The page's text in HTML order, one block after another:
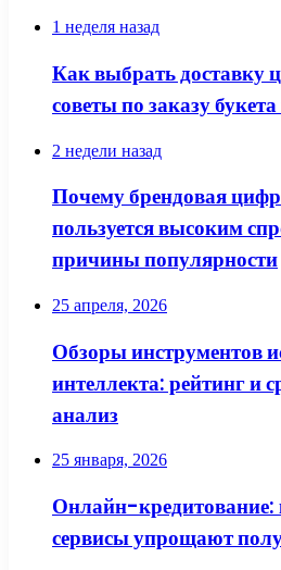
1 неделя назад
Как выбрать доставку
советы по заказу
2 недели назад
Почему брендовая
пользуется высоким
причины популярности
25 апреля, 2026
Обзоры инструментов
интеллекта: рейтинг и
анализ
25 января, 2026
Онлайн-кредитование:
сервисы упрощают